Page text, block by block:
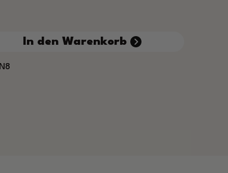
den gewünschten Wert ein oder benutze
In den Warenkorb